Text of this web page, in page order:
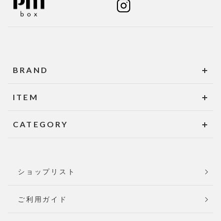
BRAND
ITEM
CATEGORY
ショップリスト
ご利用ガイド